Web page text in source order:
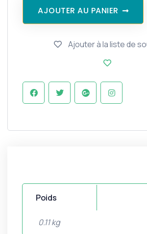
AJOUTER AU PANIER
Ajouter à la liste de
Poids
0.11 kg